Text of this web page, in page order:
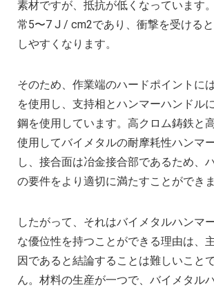
素材ですが、抵抗が低くなっています
常5〜7 J / cm2であり、衝撃を受ける
しやすくなります。
そのため、作業端のハードポイントに
を使用し、支持相とハンマーハンドル
鋼を使用しています。高クロム鋳鉄と
使用してバイメタルの耐摩耗性ハンマ
し、接合面は冶金接合部であるため、
の要件をより適切に満たすことができま
したがって、それはバイメタルハンマ
な優位性を持つことができる理由は、
因であると結論することは難しいこと
ん。材料の生産が一つで、バイメタル